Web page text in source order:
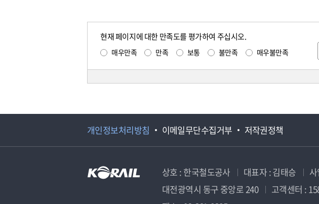
현재 페이지에 대한 만족도를 평가하여 주십시오.
매우만족 만족 보통 불만족 매우불만족
개인정보처리방침 이메일무단수집거부 저작권정책
상호 : 한국철도공사 대표자 : 김태승
대전광역시 동구 중앙로 240
고객센터 :